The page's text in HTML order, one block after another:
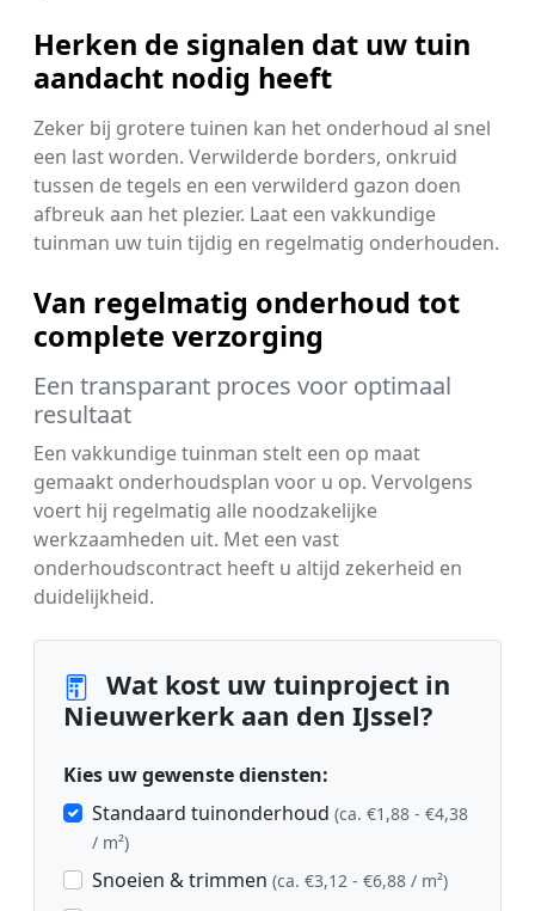
Herken de signalen dat uw tuin
aandacht nodig heeft
Zeker bij grotere tuinen kan het onderhoud al snel
een last worden. Verwilderde borders, onkruid
tussen de tegels en een verwilderd gazon doen
afbreuk aan het plezier. Laat een vakkundige
tuinman uw tuin tijdig en regelmatig onderhouden.
Van regelmatig onderhoud tot
complete verzorging
Een transparant proces voor optimaal
resultaat
Een vakkundige tuinman stelt een op maat
gemaakt onderhoudsplan voor u op. Vervolgens
voert hij regelmatig alle noodzakelijke
werkzaamheden uit. Met een vast
onderhoudscontract heeft u altijd zekerheid en
duidelijkheid.
Wat kost uw tuinproject in
Nieuwerkerk aan den IJssel?
Kies uw gewenste diensten:
Standaard tuinonderhoud (ca. €1,88 - €4,38
/ m²)
Snoeien & trimmen (ca. €3,12 - €6,88 / m²)